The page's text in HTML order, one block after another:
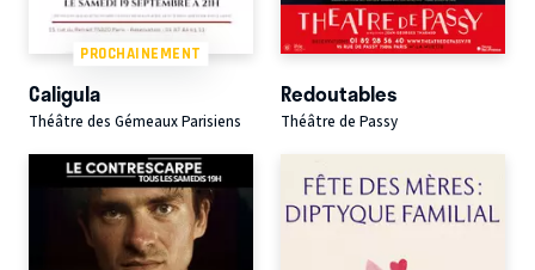
PROCHAINEMENT
Caligula
Théâtre des Gémeaux Parisiens
Redoutables
Théâtre de Passy